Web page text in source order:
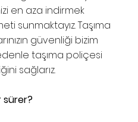
en aza indirmek
sunmaktayız. Taşıma
güvenliği bizim
taşıma poliçesi
sağlarız.
sürer?